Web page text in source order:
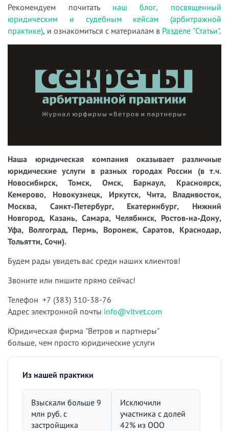
Рекомендуем почитать наш блог, посвященный
юридическим и судебным кейсам (арбитражной
практике), и ознакомиться с материалам в Разделе "Статьи".
Наша юридическая компания оказывает различные
юридические услуги в разных городах России (в т.ч.
Новосибирск, Томск, Омск, Барнаул, Красноярск,
Кемерово, Новокузнецк, Иркутск, Чита, Владивосток,
Москва, Санкт-Петербург, Екатеринбург, Нижний
Новгород, Казань, Самара, Челябинск, Ростов-на-Дону,
Уфа, Волгоград, Пермь, Воронеж, Саратов, Краснодар,
Тольятти, Сочи).
Будем рады увидеть вас среди наших клиентов!
Звоните или пишите прямо сейчас!
Телефон +7 (383) 310-38-76
Адрес электронной почты info@vitvet.com
Юридическая фирма "Ветров и партнеры"
больше, чем просто юридические услуги
Из нашей практики
Взыскали больше 9
млн руб. с
застройщика
Исключили
участника с долей
42% из ООО